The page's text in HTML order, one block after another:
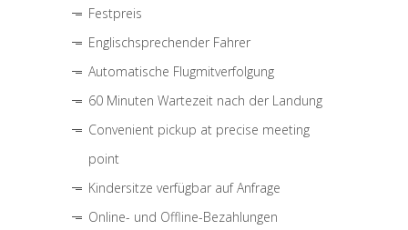
Festpreis
Englischsprechender Fahrer
Automatische Flugmitverfolgung
60 Minuten Wartezeit nach der Landung
Convenient pickup at precise meeting
point
Kindersitze verfügbar auf Anfrage
Online- und Offline-Bezahlungen